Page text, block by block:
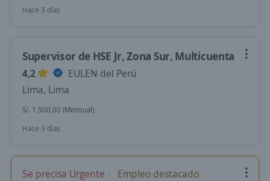
Hace 3 días
Supervisor de HSE Jr, Zona Sur, Multicuenta
4,2
EULEN del Perú
Lima, Lima
S/. 1.500,00 (Mensual)
Hace 3 días
Se precisa Urgente Empleo destacado